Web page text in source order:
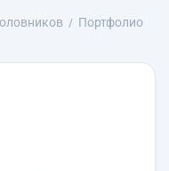
Портфолио